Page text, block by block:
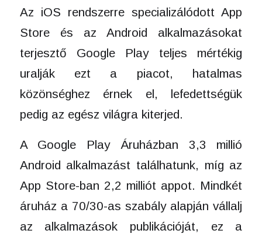
Az iOS rendszerre specializálódott App
Store és az Android alkalmazásokat
terjesztő Google Play teljes mértékig
uralják ezt a piacot, hatalmas
közönséghez érnek el, lefedettségük
pedig az egész világra kiterjed.
A Google Play Áruházban 3,3 millió
Android alkalmazást találhatunk, míg az
App Store-ban 2,2 milliót appot. Mindkét
áruház a 70/30-as szabály alapján vállalj
az alkalmazások publikációját, ez a